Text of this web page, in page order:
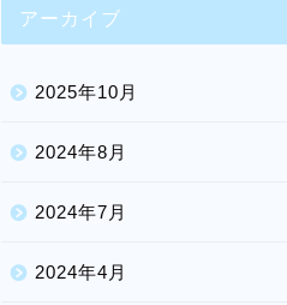
アーカイブ
2025年10月
2024年8月
2024年7月
2024年4月